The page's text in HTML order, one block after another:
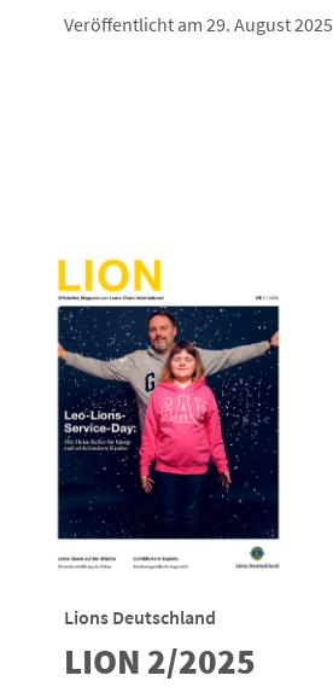
Veröffentlicht am 29. August 2025
Lions Deutschland
LION 2/2025